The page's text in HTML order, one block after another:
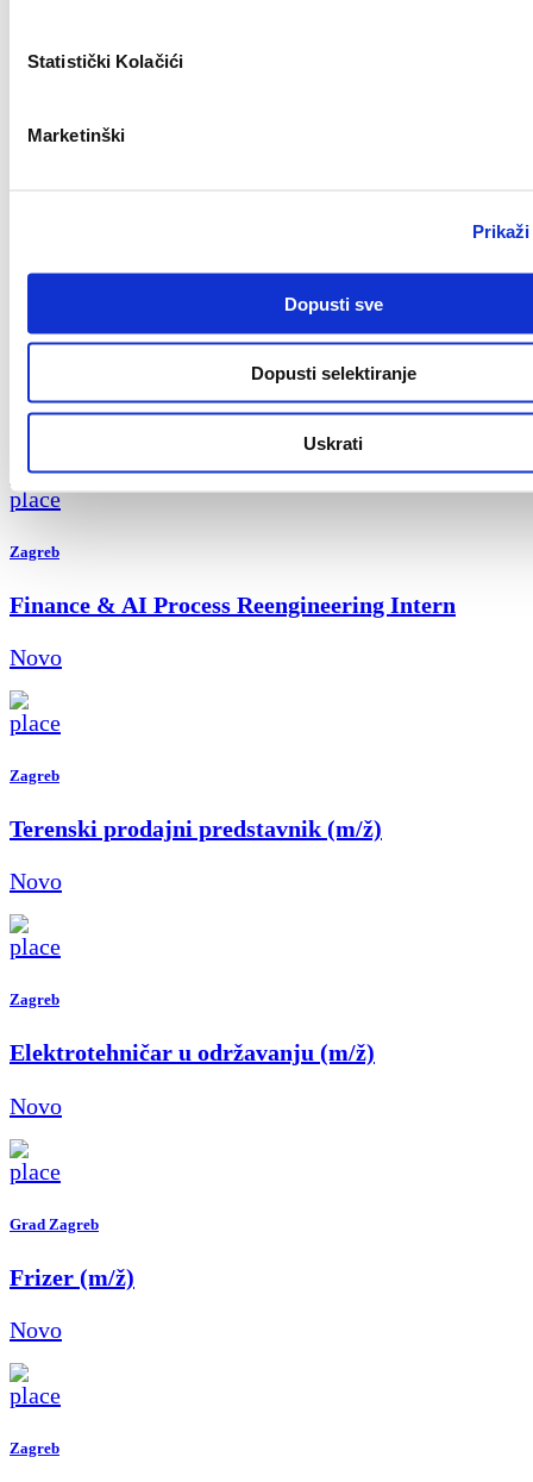
Statistički Kolačići
Marketinški
Dopusti sve
Dopusti selektiranje
Uskrati
Split
Key Account Manager (m/ž)
Zagreb
Finance & AI Process Reengineering Intern
Novo
Zagreb
Terenski prodajni predstavnik (m/ž)
Novo
Zagreb
Elektrotehničar u održavanju (m/ž)
Novo
Grad Zagreb
Frizer (m/ž)
Novo
Zagreb